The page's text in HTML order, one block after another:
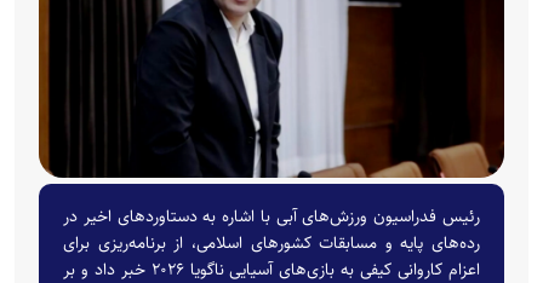
رئیس فدراسیون ورزش‌های آبی با اشاره به دستاوردهای اخیر در
رده‌های پایه و مسابقات کشورهای اسلامی، از برنامه‌ریزی برای
اعزام کاروانی کیفی به بازی‌های آسیایی ناگویا ۲۰۲۶ خبر داد و بر